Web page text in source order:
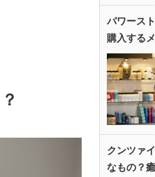
パワース
購入する
クンツァ
なもの？